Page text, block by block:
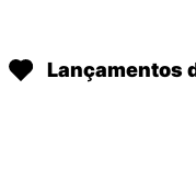
Lançamentos